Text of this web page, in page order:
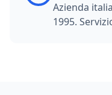
Azienda
1995.